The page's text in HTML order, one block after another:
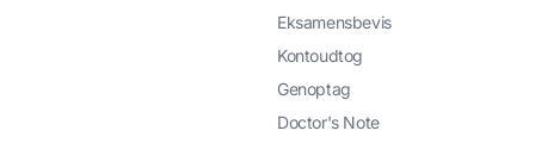
Eksamensbevis
Kontoudtog
Genoptag
Doctor's Note